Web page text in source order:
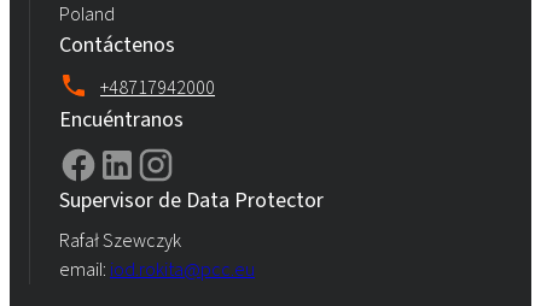
Poland
Contáctenos
+48717942000
Encuéntranos
Supervisor de Data Protector
Rafał Szewczyk
email: iod.rokita@pcc.eu